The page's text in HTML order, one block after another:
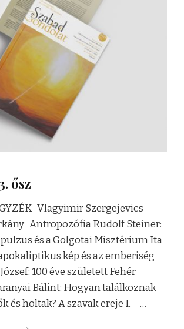
ősz
Vlagyimir Szergejevics
Antropozófia Rudolf Steiner:
és a Golgotai Misztérium Ita
kép és az emberiség
100 éve született Fehér
Bálint: Hogyan találkoznak
és holtak? A szavak ereje I. – …